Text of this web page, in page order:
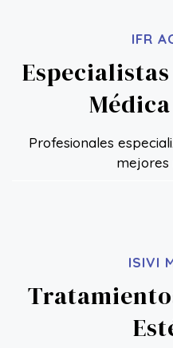
IFR
Profesionales
mejores
ISIVI